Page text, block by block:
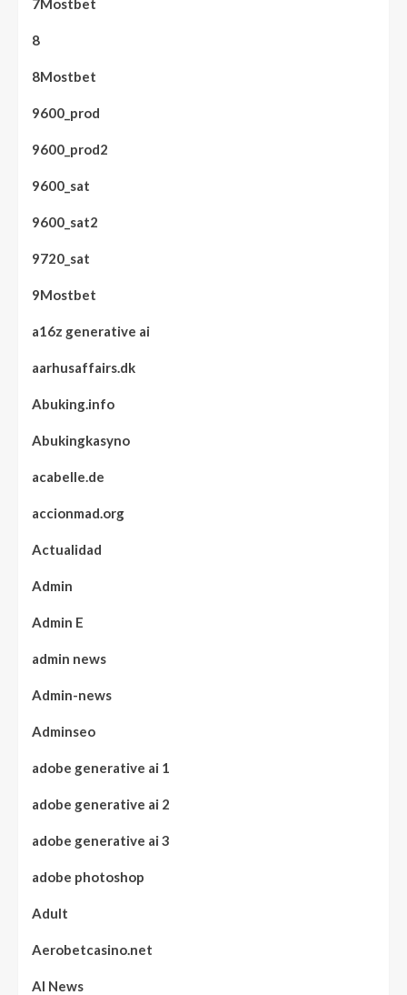
7Mostbet
8
8Mostbet
9600_prod
9600_prod2
9600_sat
9600_sat2
9720_sat
9Mostbet
a16z generative ai
aarhusaffairs.dk
Abuking.info
Abukingkasyno
acabelle.de
accionmad.org
Actualidad
Admin
Admin E
admin news
Admin-news
Adminseo
adobe generative ai 1
adobe generative ai 2
adobe generative ai 3
adobe photoshop
Adult
Aerobetcasino.net
AI News